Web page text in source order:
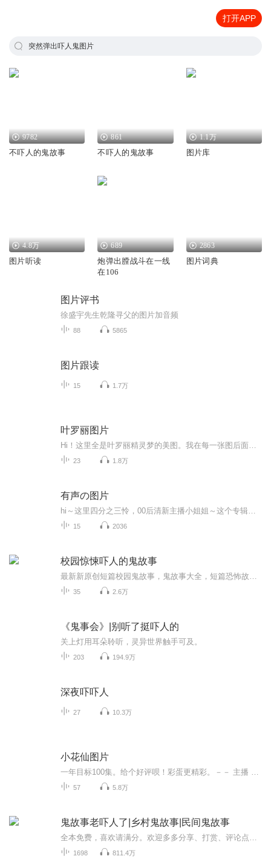
打开APP
突然弹出吓人鬼图片
9782
不吓人的鬼故事
861
不吓人的鬼故事
1.1万
图片库
4.8万
图片听读
689
炮弹出膛战斗在一线
在106
2863
图片词典
图片评书
徐盛宇先生乾隆寻父的图片加音频
88 5865
图片跟读
15 1.7万
叶罗丽图片
23 1.8万
有声の图片
15 2036
校园惊悚吓人的鬼故事
35 2.6万
《鬼事会》|别听了挺吓人的
关上灯用耳朵聆听，灵异世界触手可及。
203 194.9万
深夜吓吓人
27 10.3万
小花仙图片
57 5.8万
鬼故事老吓人了|乡村鬼故事|民间鬼故事
1698 811.4万